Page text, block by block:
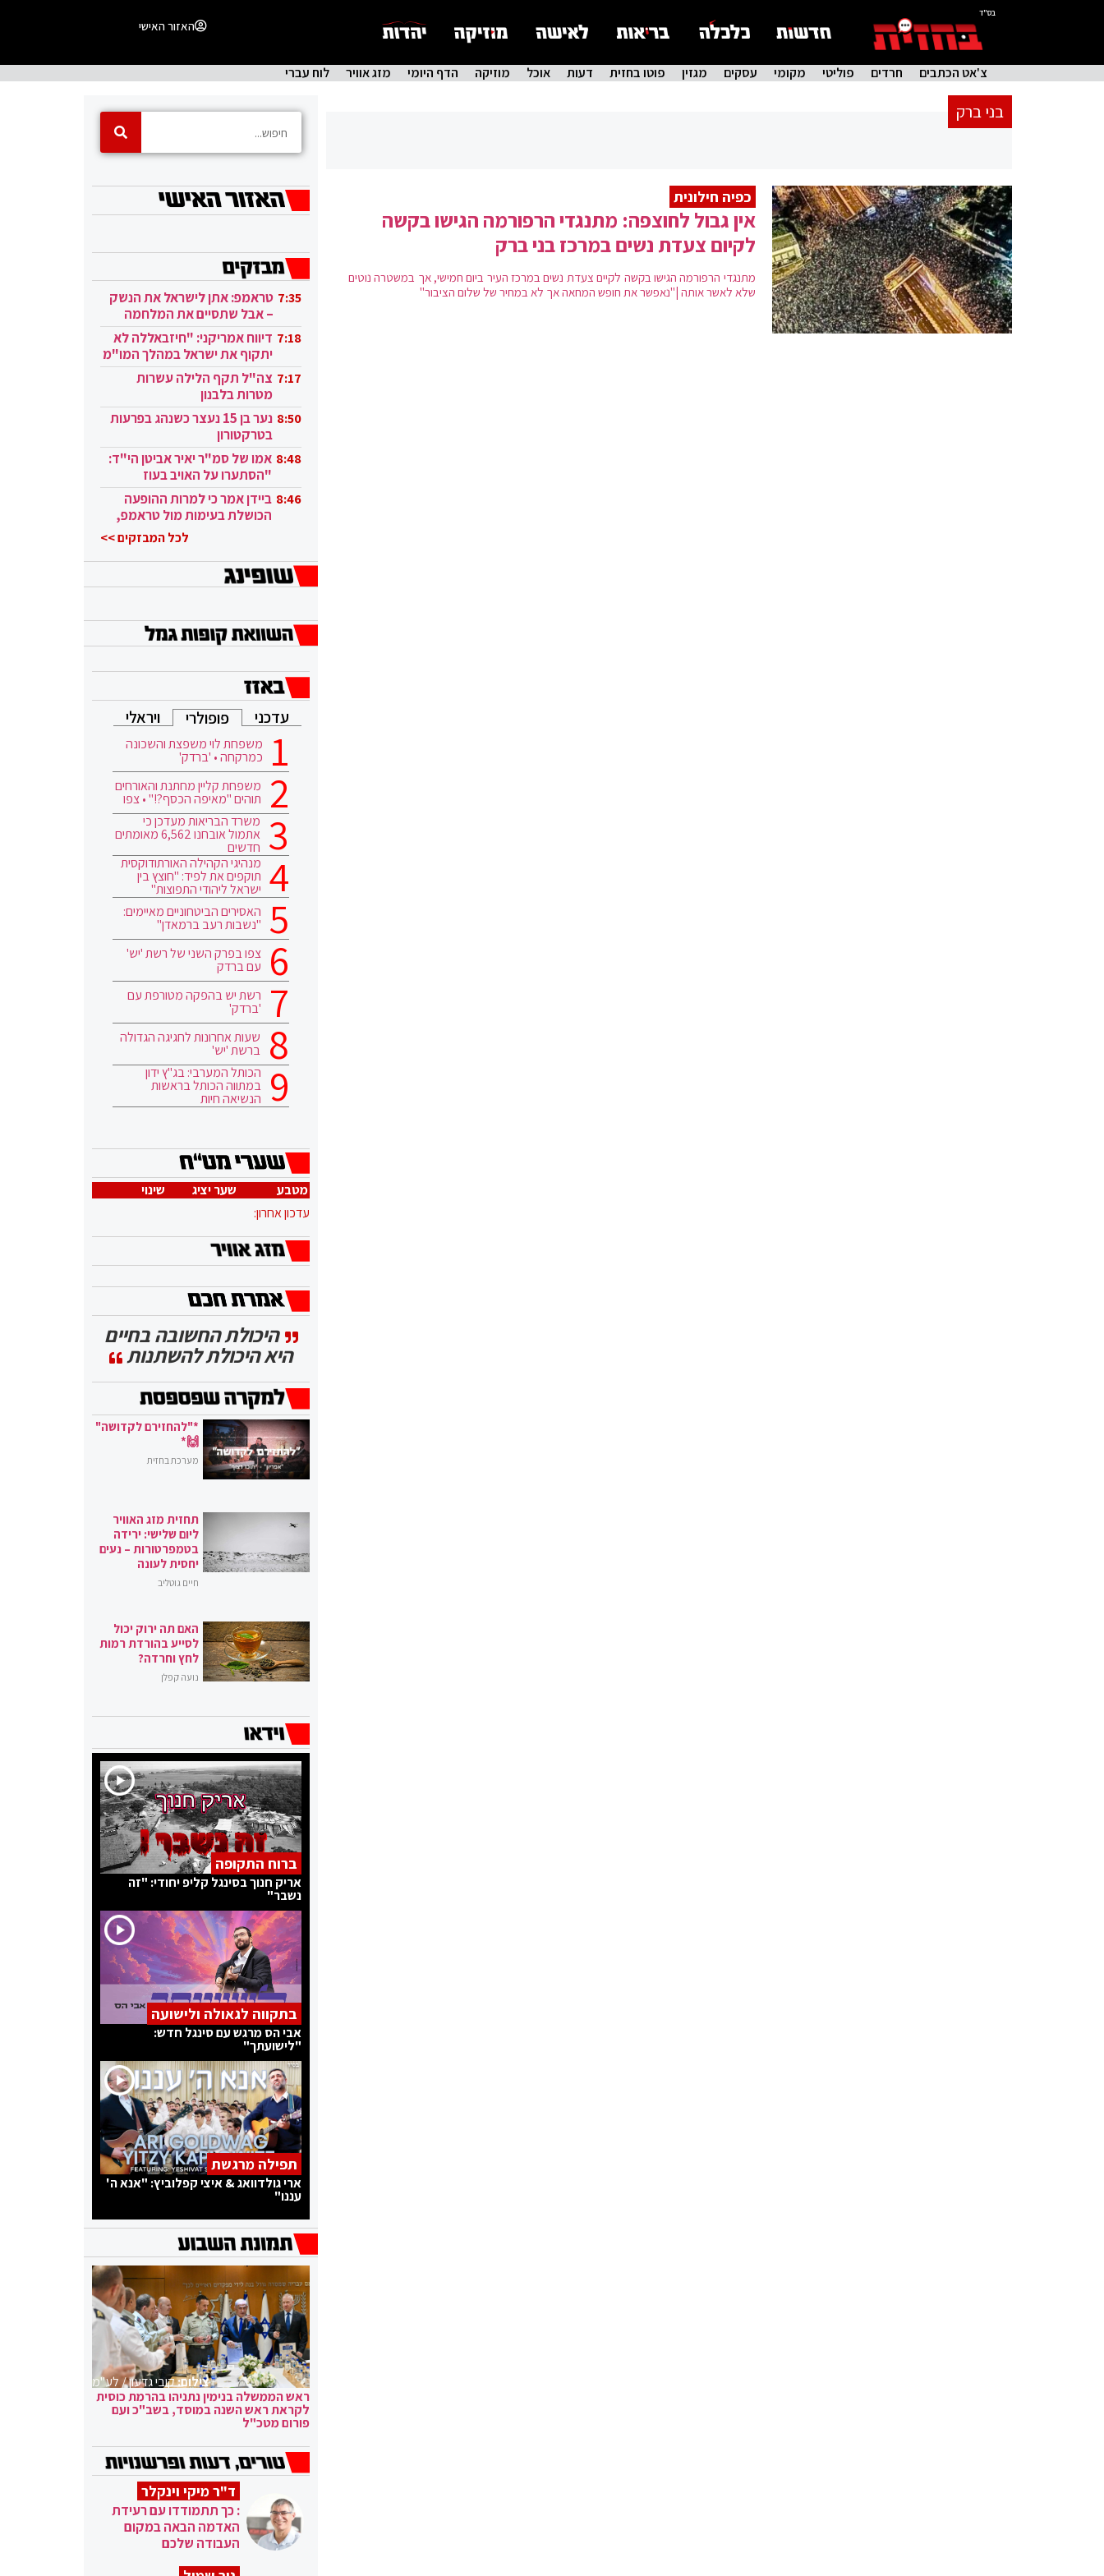
בס"ד
האזור האישי
צ'אט הכתבים חרדים פוליטי מקומי עסקים מגזין פוטו בחזית דעות אוכל מוזיקה הדף היומי מזג אוויר לוח עברי
בני ברק
כפיה חילונית
אין גבול לחוצפה: מתנגדי הרפורמה הגישו בקשה
לקיום צעדת נשים במרכז בני ברק
מתנגדי הרפורמה הגישו בקשה לקיים צעדת נשים במרכז העיר ביום חמישי, אך במשטרה נוטים
שלא לאשר אותה |"נאפשר את חופש המחאה אך לא במחיר של שלום הציבור"
7:35 טראמפ: אתן לישראל את הנשק
– אבל שתסיים את המלחמה
בעזה 7:18 דיווח אמריקני: "חיזבאללה לא
יתקוף את ישראל במהלך המו"מ
בקטאר" 7:17 צה"ל תקף הלילה עשרות
מטרות בלבנון
8:50
נער בן 15 נעצר כשנהג בפרעות
בטרקטורון
8:48 אמו של סמ"ר יאיר אביטן הי"ד:
"הסתערו על האויב בעוז
ובגבורה" 8:46 ביידן אמר כי למרות ההופעה
הכושלת בעימות מול טראמפ,
לכל המבזקים >>
עדכני פופולרי ויראלי
משפחת לוי משפצת והשכונה
כמרקחה • 'ברדק'
משפחת קליין מחתנת והאורחים
תוהים "מאיפה הכסף?!" • צפו
משרד הבריאות מעדכן כי
אתמול אובחנו 6,562 מאומתים
חדשים
מנהיגי הקהילה האורתודוקסית
תוקפים את לפיד: "חוצץ בין
ישראל ליהודי התפוצות"
האסירים הביטחוניים מאיימים:
"נשבות רעב ברמאדן"
צפו בפרק השני של רשת 'יש'
עם ברדק
רשת יש בהפקה מטורפת עם
'ברדק'
שעות אחרונות לחגיגה הגדולה
ברשת 'יש'
הכותל המערבי: בג"ץ ידון
במתווה הכותל בראשות
הנשיאה חיות
מטבע שער יציג
שינוי
עדכון אחרון:
היכולת החשובה בחיים
היא היכולת להשתנות
*"להחזירם לקדושה"
🙌*
מערכת בחזית
תחזית מזג האוויר
ליום שלישי: ירידה
בטמפרטורות – נעים
יחסית לעונה
חיים גוטליב
האם תה ירוק יכול
לסייע בהורדת רמות
לחץ וחרדה?
נועה קפלן
ברוח התקופה
אריק חנוך בסינגל קליפ יחודי: "זה
נשבר"
בתקווה לגאולה ולישועה
אבי הס מרגש עם סינגל חדש:
"לישועתך"
תפילה מרגשת
ארי גולדוואג & איצי קפלוביץ: "אנא ה'
עננו"
צילום:קובי גדעון / לע"מ
ראש הממשלה בנימין נתניהו בהרמת כוסית
לקראת ראש השנה במוסד, בשב"כ ועם
פורום מטכ"ל
ד"ר מיקי וינקלר
: כך תתמודדו עם רעידת
האדמה הבאה במקום
העבודה שלכם